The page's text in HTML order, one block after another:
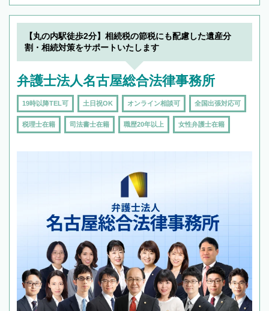
【丸の内駅徒歩2分】相続税の節税にも配慮した遺産分
割・相続対策をサポートいたします
弁護士法人名古屋総合法律事務所
19時以降TEL可 土日祝OK オンライン相談可 全国出張対応可
税理士在籍 司法書士在籍 職歴20年以上 女性弁護士在籍